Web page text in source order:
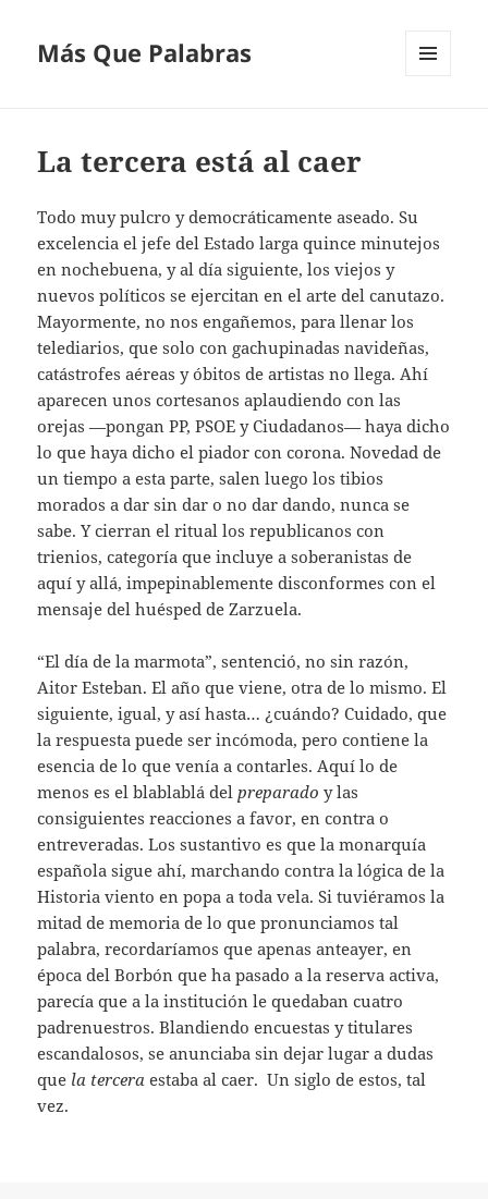
Más Que Palabras
La tercera está al caer
Todo muy pulcro y democráticamente aseado. Su
excelencia el jefe del Estado larga quince minutejos
en nochebuena, y al día siguiente, los viejos y
nuevos políticos se ejercitan en el arte del canutazo.
Mayormente, no nos engañemos, para llenar los
telediarios, que solo con gachupinadas navideñas,
catástrofes aéreas y óbitos de artistas no llega. Ahí
aparecen unos cortesanos aplaudiendo con las
orejas —pongan PP, PSOE y Ciudadanos— haya dicho
lo que haya dicho el piador con corona. Novedad de
un tiempo a esta parte, salen luego los tibios
morados a dar sin dar o no dar dando, nunca se
sabe. Y cierran el ritual los republicanos con
trienios, categoría que incluye a soberanistas de
aquí y allá, impepinablemente disconformes con el
mensaje del huésped de Zarzuela.
“El día de la marmota”, sentenció, no sin razón,
Aitor Esteban. El año que viene, otra de lo mismo. El
siguiente, igual, y así hasta… ¿cuándo? Cuidado, que
la respuesta puede ser incómoda, pero contiene la
esencia de lo que venía a contarles. Aquí lo de
menos es el blablablá delpreparado y las
consiguientes reacciones a favor, en contra o
entreveradas. Los sustantivo es que la monarquía
española sigue ahí, marchando contra la lógica de la
Historia viento en popa a toda vela. Si tuviéramos la
mitad de memoria de lo que pronunciamos tal
palabra, recordaríamos que apenas anteayer, en
época del Borbón que ha pasado a la reserva activa,
parecía que a la institución le quedaban cuatro
padrenuestros. Blandiendo encuestas y titulares
escandalosos, se anunciaba sin dejar lugar a dudas
que la tercera estaba al caer. Un siglo de estos, tal
vez.